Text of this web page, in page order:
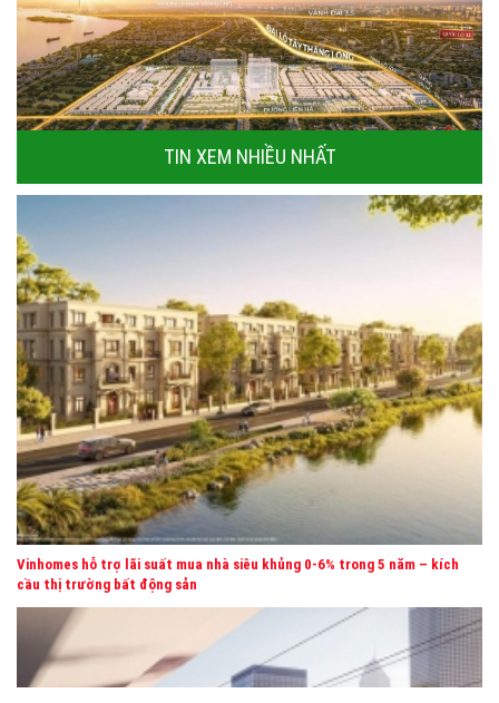
VINHOMES WONDER CITY ĐAN PHƯỢNG
VINHOMES GLOBAL GATE CỔ LOA
TIN XEM NHIỀU NHẤT
Vinhomes hỗ trợ lãi suất mua nhà siêu khủng 0-6% trong 5 năm – kích
cầu thị trường bất động sản